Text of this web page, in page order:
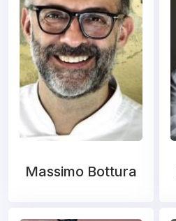
Massimo Bottura